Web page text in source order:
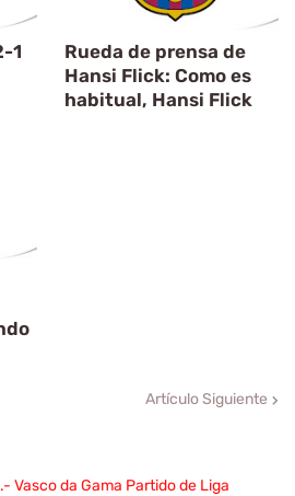
1
Rueda de prensa de
Hansi Flick: Como es
habitual, Hansi Flick
Artículo Siguiente
Vasco da Gama Partido de Liga